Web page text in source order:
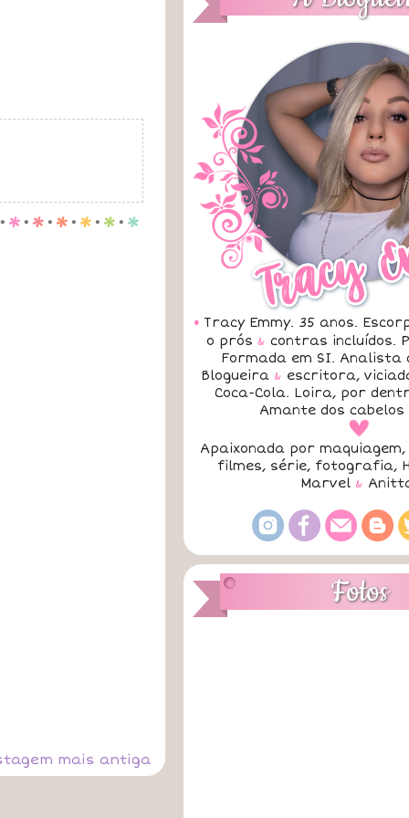
. p . p . p . p . p . p
mais antiga
• Tracy Emmy. 35 anos.
o prós & contras incluídos.
Formada em SI. Analista
Blogueira & escritora,
Coca-Cola. Loira, por
Amante dos
a
Apaixonada por maquiagem,
filmes, série, fotografia,
Marvel &
Fotos